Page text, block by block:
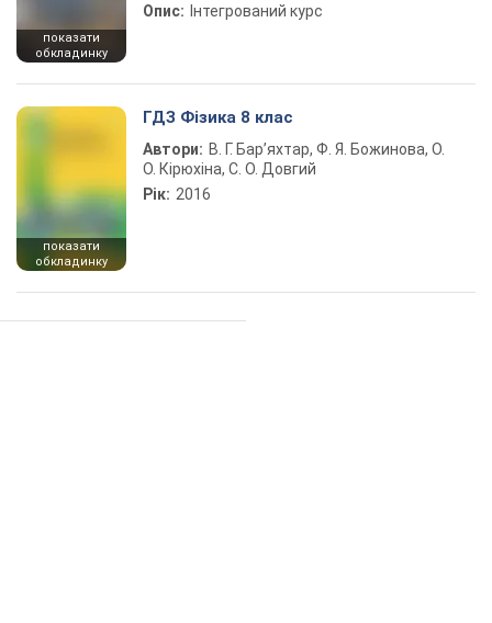
показати
обкладинку
Опис: Інтегрований курс
показати
обкладинку
ГДЗ Фізика 8 клас
Автори: В. Г. Бар’яхтар, Ф. Я. Божинова, О.
О. Кірюхіна, С. О. Довгий
Рік: 2016